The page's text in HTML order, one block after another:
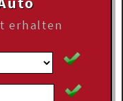
erhalten